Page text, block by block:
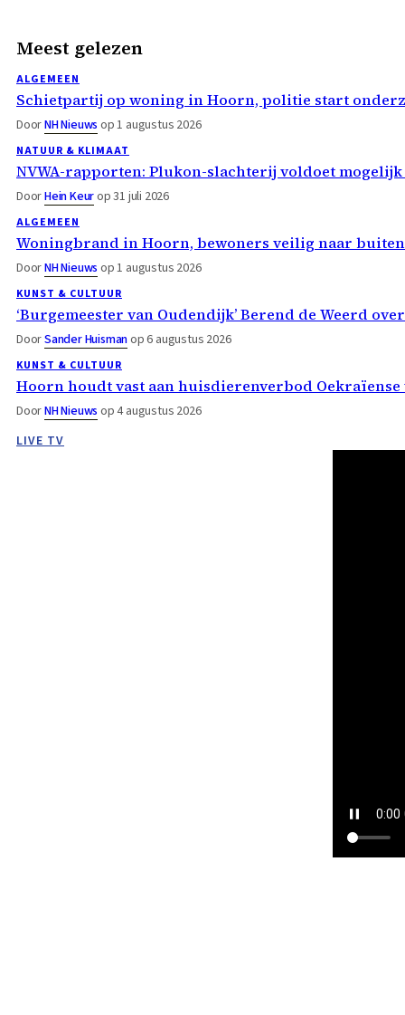
Meest gelezen
ALGEMEEN
Schietpartij op woning in Hoorn, politie start
DoorNH Nieuws op 1 augustus 2026
NATUUR & KLIMAAT
NVWA-rapporten: Plukon-slachterij voldoet
DoorHein Keurop 31 juli 2026
ALGEMEEN
Woningbrand in Hoorn, bewoners veilig naar buiten
DoorNH Nieuws op 1 augustus 2026
KUNST & CULTUUR
‘Burgemeester van Oudendijk’ Berend de Weerd
DoorSander Huismanop 6 augustus 2026
KUNST & CULTUUR
Hoorn houdt vast aan huisdierenverbod
DoorNH Nieuws op 4 augustus 2026
LIVE TV